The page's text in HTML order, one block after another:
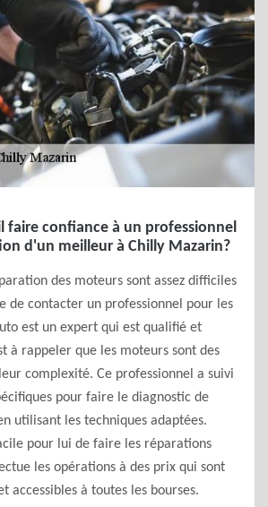
faire confiance à un professionnel
d'un meilleur à Chilly Mazarin?
des moteurs sont assez difficiles
de contacter un professionnel pour les
est un expert qui est qualifié et
à rappeler que les moteurs sont des
complexité. Ce professionnel a suivi
pour faire le diagnostic de
utilisant les techniques adaptées.
pour lui de faire les réparations
les opérations à des prix qui sont
accessibles à toutes les bourses.